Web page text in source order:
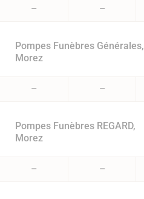
– –
Pompes Funèbres Générales,
Morez
– –
Pompes Funèbres REGARD,
Morez
– –